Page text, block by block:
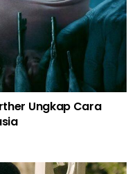
Ungkap Cara